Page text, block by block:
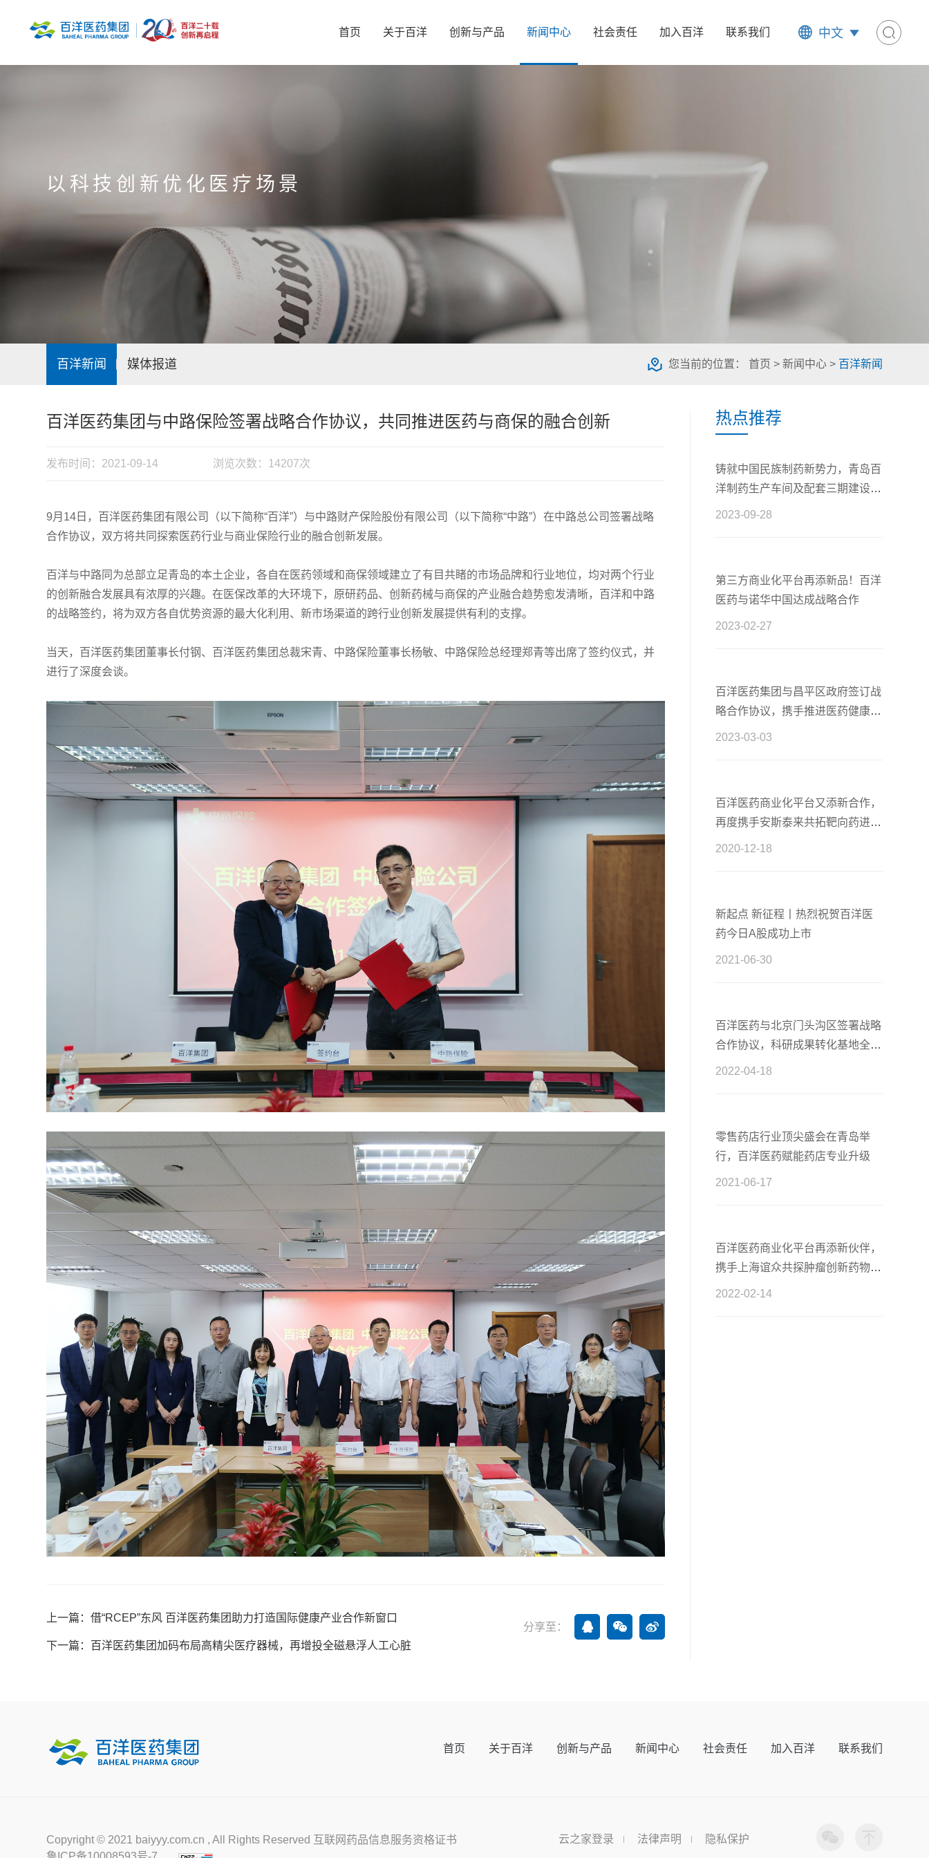
中文
首页 关于百洋 创新与产品 新闻中心 社会责任 加入百洋 联系我们
以科技创新优化医疗场景
百洋新闻 媒体报道 您当前的位置： 首页 > 新闻中心> 百洋新闻
百洋医药集团与中路保险签署战略合作协议，共同推进医药与商保的融合创新
发布时间：2021-09-14 浏览次数：14207次
9月14日，百洋医药集团有限公司（以下简称“百洋”）与中路财产保险股份有限公司（以下简称“中路”）在中路总公司签署战略
合作协议，双方将共同探索医药行业与商业保险行业的融合创新发展。
百洋与中路同为总部立足青岛的本土企业，各自在医药领域和商保领域建立了有目共睹的市场品牌和行业地位，均对两个行业
的创新融合发展具有浓厚的兴趣。在医保改革的大环境下，原研药品、创新药械与商保的产业融合趋势愈发清晰，百洋和中路
的战略签约，将为双方各自优势资源的最大化利用、新市场渠道的跨行业创新发展提供有利的支撑。
当天，百洋医药集团董事长付钢、百洋医药集团总裁宋青、中路保险董事长杨敏、中路保险总经理郑青等出席了签约仪式，并
进行了深度会谈。
上一篇：借“RCEP”东风 百洋医药集团助力打造国际健康产业合作新窗口
下一篇：百洋医药集团加码布局高精尖医疗器械，再增投全磁悬浮人工心脏
分享至：
热点推荐
铸就中国民族制药新势力，青岛百
洋制药生产车间及配套三期建设工
程正式开工
2023-09-28
第三方商业化平台再添新品！百洋
医药与诺华中国达成战略合作
2023-02-27
百洋医药集团与昌平区政府签订战
略合作协议，携手推进医药健康产
业高质量发展
2023-03-03
百洋医药商业化平台又添新合作，
再度携手安斯泰来共拓靶向药进口
新篇章
2020-12-18
新起点 新征程丨热烈祝贺百洋医
药今日A股成功上市
2021-06-30
百洋医药与北京门头沟区签署战略
合作协议，科研成果转化基地全新
启航
2022-04-18
零售药店行业顶尖盛会在青岛举
行，百洋医药赋能药店专业升级
2021-06-17
百洋医药商业化平台再添新伙伴，
携手上海谊众共探肿瘤创新药物商
业化
2022-02-14
首页 关于百洋 创新与产品 新闻中心 社会责任 加入百洋 联系我们
Copyright © 2021 baiyyy.com.cn , All Rights Reserved 互联网药品信息服务资格证书
云之家登录 法律声明 隐私保护